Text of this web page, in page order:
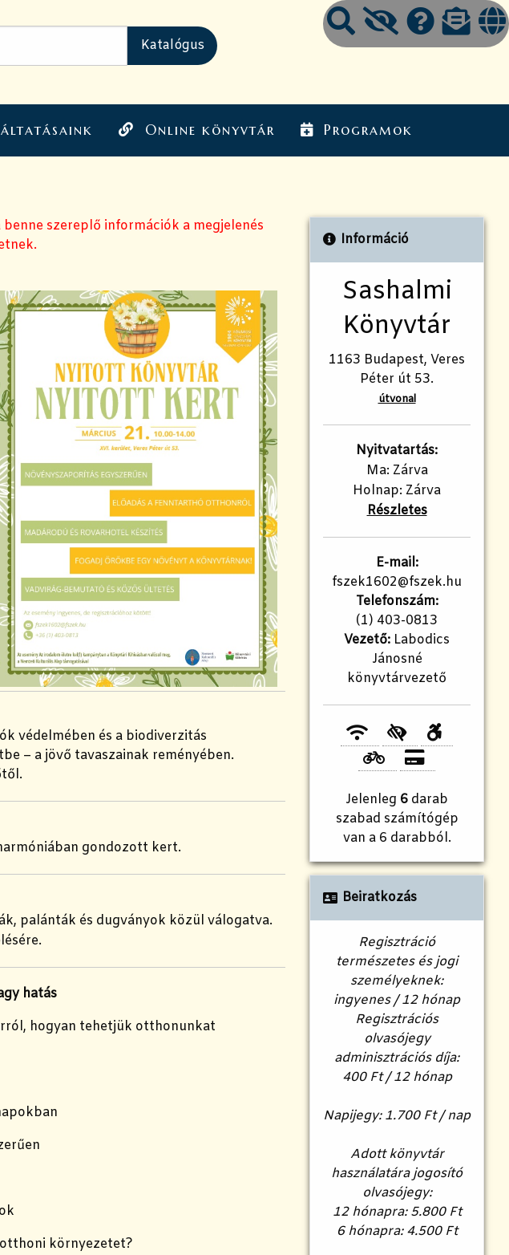
Online könyvtár Programok
szereplő információk a megjelenés
védelmében és a biodiverzitás
– a jövő tavaszainak reményében.
gondozott kert.
palánták és dugványok közül válogatva.
hatás
hogyan tehetjük otthonunkat
környezetet?
Információ
Sashalmi
Könyvtár
1163 Budapest, Veres
Péter út 53.
útvonal
Nyitvatartás:
Ma: Zárva
Holnap: Zárva
Részletes
E-mail:
fszek1602@fszek.hu
Telefonszám:
(1) 403-0813
Vezető: Labodics
Jánosné
könyvtárvezető
Jelenleg 6 darab
szabad számítógép
van a 6 darabból.
Beiratkozás
Regisztráció
természetes és jogi
személyeknek:
ingyenes / 12 hónap
Regisztrációs
olvasójegy
adminisztrációs díja:
400 Ft / 12 hónap
Napijegy: 1.700 Ft / nap
Adott könyvtár
használatára jogosító
olvasójegy:
12 hónapra: 5.800 Ft
6 hónapra: 4.500 Ft